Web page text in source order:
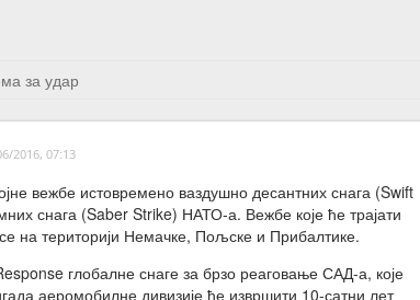
за удар
2016, 07:13
вежбе истовремено ваздушно десантних снага (Swift
снага (Saber Strike) НАТО-а. Вежбе које ће трајати
на територији Немачке, Пољске и Прибалтике.
глобалне снаге за брзо реаговање САД-а, које
аеромобилне дивизије ће извршити 10-сатни лет